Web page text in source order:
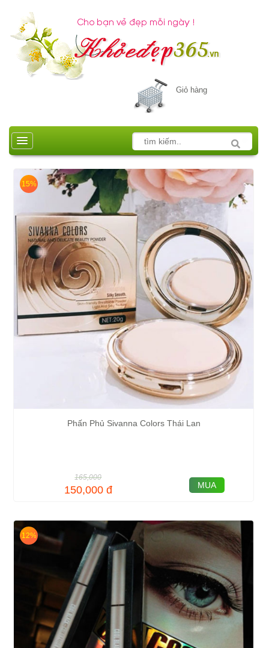
Giỏ hàng
15%
Phấn Phủ Sivanna Colors Thái Lan
165,000
150,000 đ MUA
12%